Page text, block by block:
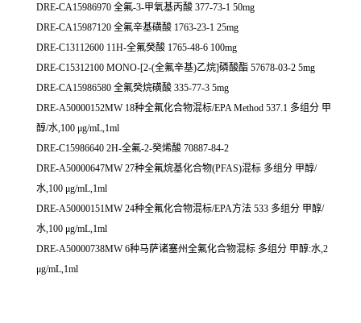
DRE-CA15986970 全氟-3-甲氧基丙酸 377-73-1 50mg
DRE-CA15987120 全氟辛基磺酸 1763-23-1 25mg
DRE-C13112600 11H-全氟癸酸 1765-48-6 100mg
DRE-C15312100 MONO-[2-(全氟辛基)乙烷]磷酸酯 57678-03-2 5mg
DRE-CA15986580 全氟癸烷磺酸 335-77-3 5mg
DRE-A50000152MW 18种全氟化合物混标/EPA Method 537.1 多组分 甲
醇/水,100 μg/mL,1ml
DRE-C15986640 2H-全氟-2-癸烯酸 70887-84-2
DRE-A50000647MW 27种全氟烷基化合物(PFAS)混标 多组分 甲醇/
水,100 μg/mL,1ml
DRE-A50000151MW 24种全氟化合物混标/EPA方法 533 多组分 甲醇/
水,100 μg/mL,1ml
DRE-A50000738MW 6种马萨诸塞州全氟化合物混标 多组分 甲醇:水,2
μg/mL,1ml